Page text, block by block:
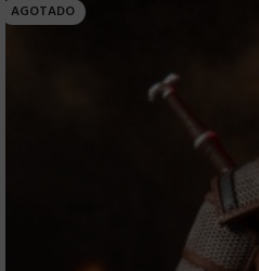
AGOTADO